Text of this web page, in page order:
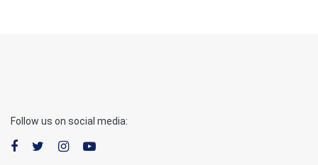
Follow us on social media: